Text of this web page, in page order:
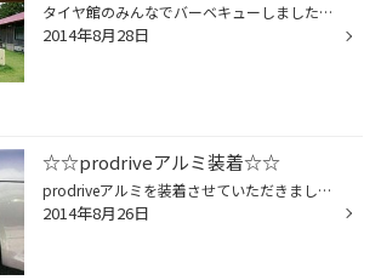
タイヤ館のみんなでバーベキューしましたよ(*^。^*) 久しぶりに集まり楽しかったです♪ ただその様子はまたという事で(笑) ちょっとその施設の隣の建物が気になって 「GAGA」 今風のオシャレな外観と内装でした。 素敵なおねーさんもおられましたよ(^^) 季節物や特産品フルーツのジェラートで いい匂...
2014年8月28日
☆☆prodriveアルミ装着☆☆
prodriveアルミを装着させていただきました(^^)v ブライトクロームが輝いてますね☆ 正直言ってめちゃめちゃ似合ってます！！ もちろん、窒素・センターフィット取付 アライメント調整もさせていただきました。 お客様に喜んでいただけて良かったです(^○^) 装着アルミホイール : prodrive GC-05K : 1...
2014年8月26日